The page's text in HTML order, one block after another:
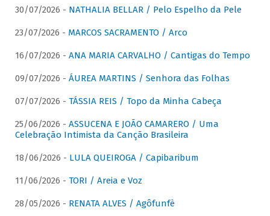
30/07/2026 - NATHALIA BELLAR / Pelo Espelho da Pele
23/07/2026 - MARCOS SACRAMENTO / Arco
16/07/2026 - ANA MARIA CARVALHO / Cantigas do Tempo
09/07/2026 - ÁUREA MARTINS / Senhora das Folhas
07/07/2026 - TÁSSIA REIS / Topo da Minha Cabeça
25/06/2026 - ASSUCENA E JOÃO CAMARERO / Uma
Celebração Intimista da Canção Brasileira
18/06/2026 - LULA QUEIROGA / Capibaribum
11/06/2026 - TORI / Areia e Voz
28/05/2026 - RENATA ALVES / Agôfunfè